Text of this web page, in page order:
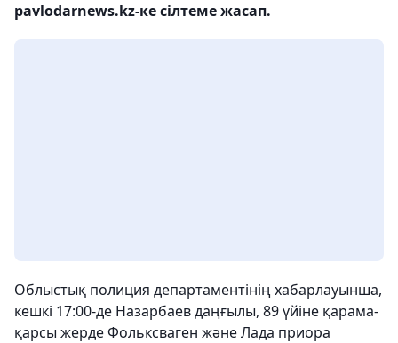
pavlodarnews.kz-ке сілтеме жасап.
Облыстық полиция департаментінің хабарлауынша,
кешкі 17:00-де Назарбаев даңғылы, 89 үйіне қарама-
қарсы жерде Фольксваген және Лада приора